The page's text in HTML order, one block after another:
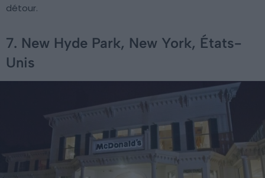
détour.
7. New Hyde Park, New York, États-
Unis